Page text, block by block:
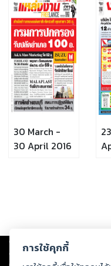
30 March -
30 April 2016
Copyright © 2026
ต่อผลงานหรือเนื้อหาใดที่อัปโหลด
การใช้คุกกี้